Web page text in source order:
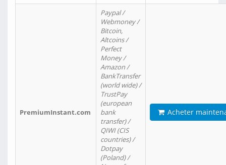
PremiumInstant.com
Paypal /
Webmoney /
Bitcoin,
Altcoins /
Perfect
Money /
Amazon /
BankTransfer
(world wide) /
TrustPay
(european
bank
transfer) /
QIWI (CIS
countries) /
Dotpay
(Poland) /
Acheter